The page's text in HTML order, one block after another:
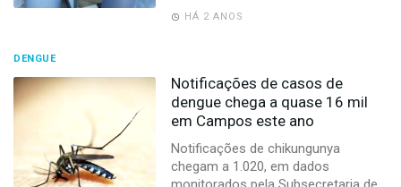
HÁ 2 ANOS
DENGUE
Notificações de casos de
dengue chega a quase 16 mil
em Campos este ano
Notificações de chikungunya
chegam a 1.020, em dados